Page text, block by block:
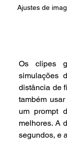
Ajustes de
Os clipes
simulações
distância de
também
um prompt
melhores. A
segundos, e